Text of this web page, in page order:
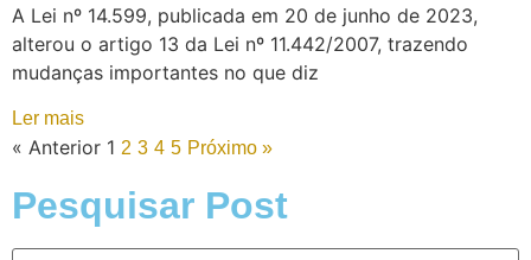
A Lei nº 14.599, publicada em 20 de junho de 2023,
alterou o artigo 13 da Lei nº 11.442/2007, trazendo
mudanças importantes no que diz
Ler mais
« Anterior 1 2 3 4 5 Próximo »
Pesquisar Post